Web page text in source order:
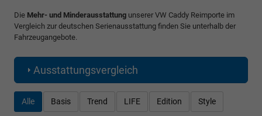
Die Mehr- und Minderausstattung unserer VW Caddy Reimporte im
Vergleich zur deutschen Serienausstattung finden Sie unterhalb der
Fahrzeugangebote.
Ausstattungsvergleich
Alle Basis Trend LIFE Edition Style